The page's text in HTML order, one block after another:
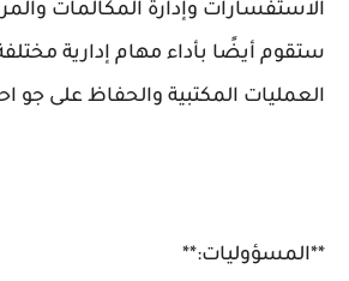
الاستفسارات وإدارة المكالمات
ستقوم أيضًا بأداء مهام إدارية
العمليات المكتبية والحفاظ على جو
**المسؤوليات:**